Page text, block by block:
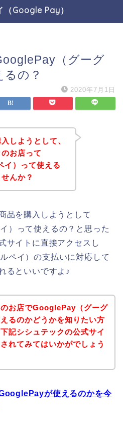
（Google Pay）
（グーグ
の？
2020年7月1日
しようとして、
お店って
）って使える
んか？
品を購入しようとして
）って使えるの？と思った
サイトに直接アクセスし
ペイ）の支払いに対応して
るといいですよ♪
お店でGooglePay（グーグ
るのかどうかを知りたい方
記シシュテックの公式サイ
れてみてはいかがでしょう
が使えるのかを今